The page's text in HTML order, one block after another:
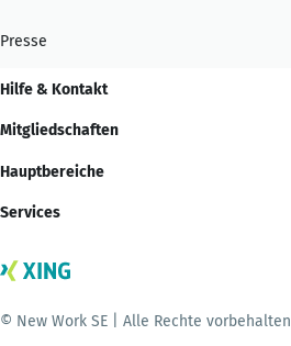
Presse
Hilfe & Kontakt
Mitgliedschaften
Hauptbereiche
Services
© New Work SE | Alle Rechte vorbehalten